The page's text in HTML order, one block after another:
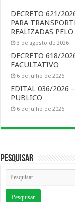
DECRETO 621/
PARA
REALIZADAS
3 de agosto de 2026
DECRETO 618/
FACULTATIVO
6 de julho de 2026
EDITAL 036/2026
PUBLICO
6 de julho de 2026
Pesquisar